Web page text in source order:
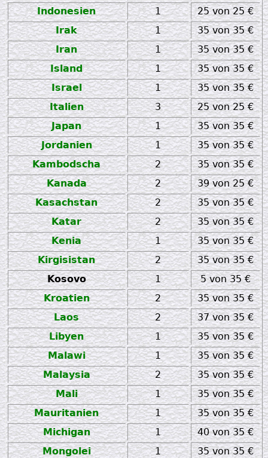
Indonesien
1
25 von 25 €
Irak
1
35 von 35 €
Iran
1
35 von 35 €
Island
1
35 von 35 €
Israel
1
35 von 35 €
Italien
3
25 von 25 €
Japan
1
35 von 35 €
Jordanien
1
35 von 35 €
Kambodscha
2
35 von 35 €
Kanada
2
39 von 25 €
Kasachstan
2
35 von 35 €
Katar
2
35 von 35 €
Kenia
1
35 von 35 €
Kirgisistan
2
35 von 35 €
Kosovo
1
5 von 35 €
Kroatien
2
35 von 35 €
Laos
2
37 von 35 €
Libyen
1
35 von 35 €
Malawi
1
35 von 35 €
Malaysia
2
35 von 35 €
Mali
1
35 von 35 €
Mauritanien
1
35 von 35 €
Michigan
1
40 von 35 €
Mongolei
1 35 von 35 €